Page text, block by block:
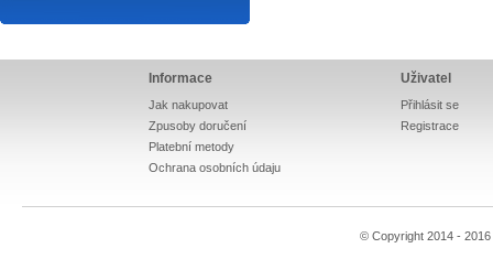
Informace
Jak nakupovat
Zpusoby doručení
Platební metody
Ochrana osobních údaju
Uživatel
Přihlásit se
Registrace
© Copyright 2014 - 2016